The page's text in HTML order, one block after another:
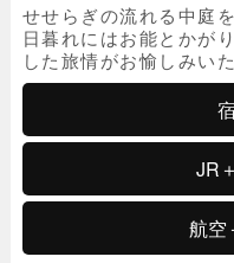
せせらぎの流れる中庭
日暮れにはお能とかが
した旅情がお愉しみい
JR
航空